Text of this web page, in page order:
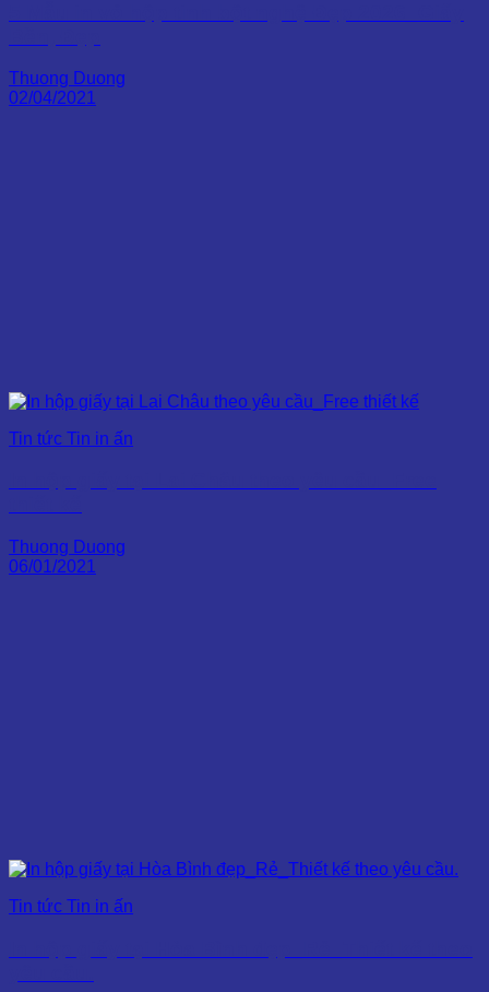
Thuong Duong
02/04/2021
Tin tức Tin in ấn
Thuong Duong
06/01/2021
Tin tức Tin in ấn